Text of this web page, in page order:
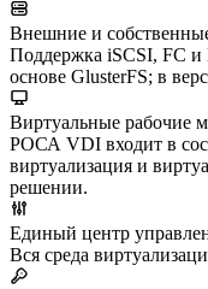
Внешние и
Поддержка iSCSI, FC и
основе GlusterFS; в
Виртуальные рабочие
РОСА VDI входит в
виртуализация и
решении.
Единый центр
Вся среда